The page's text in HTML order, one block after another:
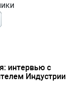
интервью с
Индустрии